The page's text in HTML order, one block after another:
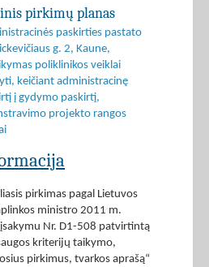
pirkimų planas
paskirties pastato
g. 2, Kaune,
poliklinikos veiklai
keičiant administracinę
į gydymo paskirtį,
projekto rangos
pirkimas pagal Lietuvos
ministro 2011 m.
Nr. D1-508 patvirtintą
kriterijų taikymo,
pirkimus, tvarkos aprašą“